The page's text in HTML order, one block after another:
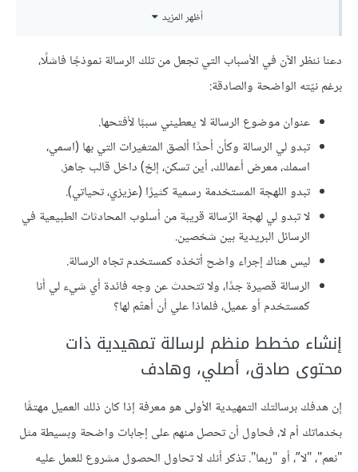
تحياتي،
*اسمك
أظهر المزيد
دعنا ننظر اﻵن في اﻷسباب التي تجعل من تلك الرسالة نموذجًا فاشلًا،
برغم نيّته الواضحة والصادقة:
عنوان موضوع الرسالة ﻻ يعطيني سببًا ﻷفتحها.
تبدو لي الرسالة وكأن أحدًا ألصق المتغيرات التي بها (اسمي،
اسمك، معرض أعمالك، أين تسكن، إلخ) داخل قالب جاهز.
تبدو اللهجة المستخدمة رسمية كثيرًا (عزيزي، تحياتي).
ﻻ تبدو لي لهجة الرّسالة قريبة من أسلوب المحادثات الطبيعية في
الرسائل البريدية بين شخصين.
ليس هناك إجراء واضح أتخذه كمستخدم تجاه الرسالة.
الرسالة قصيرة جدًا، وﻻ تتحدث عن وجه فائدة أي شيء لي أنا
كمستخدم أو عميل، فلماذا علي أن أهتّم لها؟
إنشاء مخطط منظم لرسالة تمهيدية ذات
محتوى صادق، أصلي، وهادف
إن هدفك برسالتك التمهيدية الأولى هو معرفة إذا كان ذلك العميل مهتمًّا
بخدماتك أم ﻻ، فحاول أن تحصل منهم على إجابات واضحة وبسيطة مثل
"نعم"، "ﻻ”، أو "ربما". تذكر أنك ﻻ تحاول الحصول مشروع للعمل عليه